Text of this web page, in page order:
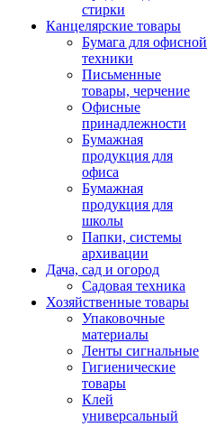
стирки
Канцелярские товары
Бумага для офисной
техники
Письменные
товары, черчение
Офисные
принадлежности
Бумажная
продукция для
офиса
Бумажная
продукция для
школы
Папки, системы
архивации
Дача, сад и огород
Садовая техника
Хозяйственные товары
Упаковочные
материалы
Ленты сигнальные
Гигиенические
товары
Клей
универсальный